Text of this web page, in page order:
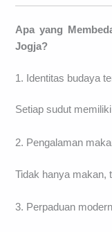
Apa yang
Jogja?
1. Identitas budaya
Setiap sudut
2. Pengalaman
Tidak hanya makan,
3. Perpaduan